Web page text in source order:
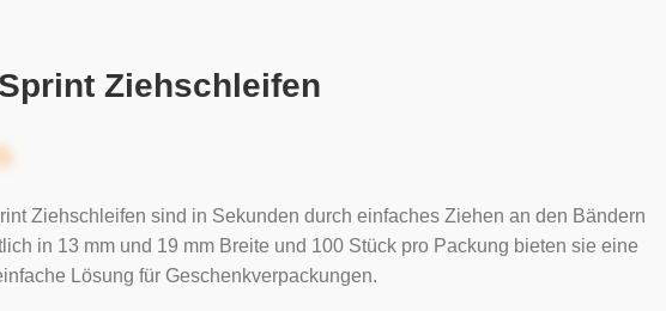
Ziehschleifen
Ziehschleifen sind in Sekunden durch einfaches Ziehen an den Bändern
in 13 mm und 19 mm Breite und 100 Stück pro Packung bieten sie eine
Lösung für Geschenkverpackungen.